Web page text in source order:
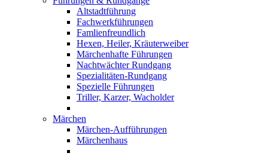
Altstadtführung
Fachwerkführungen
Famlienfreundlich
Hexen, Heiler, Kräuterweiber
Märchenhafte Führungen
Nachtwächter Rundgang
Spezialitäten-Rundgang
Spezielle Führungen
Triller, Karzer, Wacholder
Märchen
Märchen-Aufführungen
Märchenhaus